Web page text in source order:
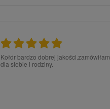
Jestem stałą klientką ,zadowaloną z
pościeli.